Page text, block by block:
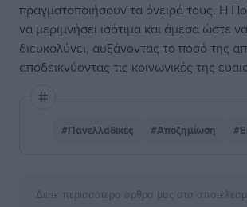
πραγματοποιήσουν τα όνειρά τους. Η
να μεριμνήσει ισότιμα και άμεσα ώστε
διευκολύνει, αυξάνοντας το ποσό της
αποδεικνύοντας τις κοινωνικές της
#Πανελλαδικές #Αποζημίωση
Δείτε περισσότερα άρθρα μας στα